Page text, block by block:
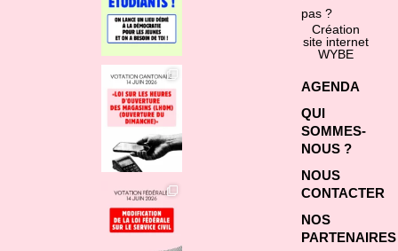
pas ?
Création
site internet
WYBE
AGENDA
QUI
SOMMES-
NOUS ?
NOUS
CONTACTER
NOS
PARTENAIRES